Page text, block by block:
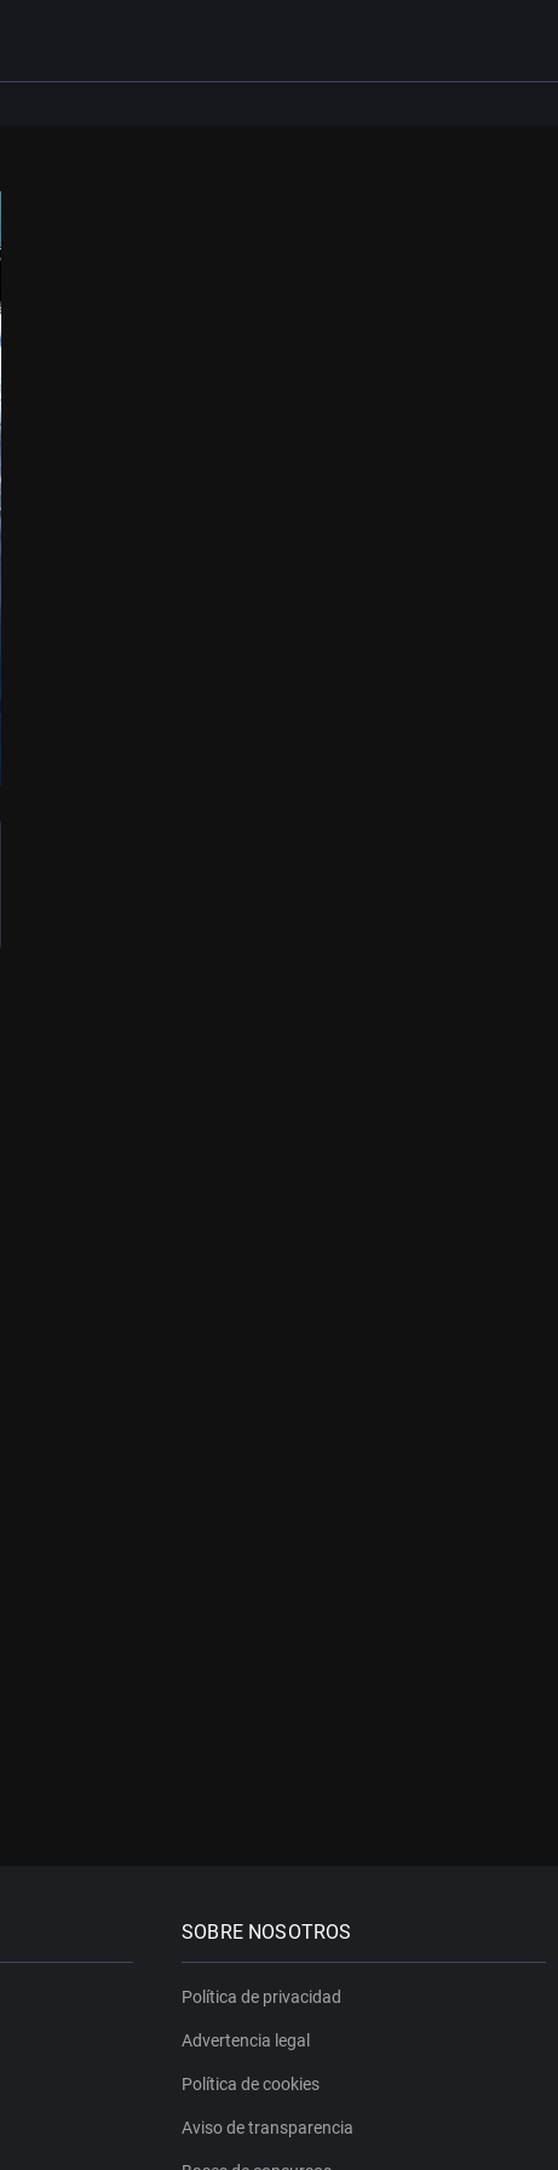
SOBRE NOSOTROS
Política de privacidad
Advertencia legal
Política de cookies
Aviso de transparencia